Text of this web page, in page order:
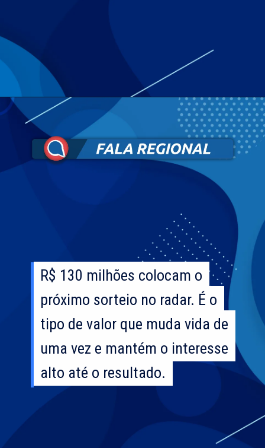
R$ 130 milhões colocam o
próximo sorteio no radar. É o
tipo de valor que muda vida de
uma vez e mantém o interesse
alto até o resultado.
R$ 130 milhões colocam o
próximo sorteio no radar. É o
tipo de valor que muda vida de
uma vez e mantém o interesse
alto até o resultado.